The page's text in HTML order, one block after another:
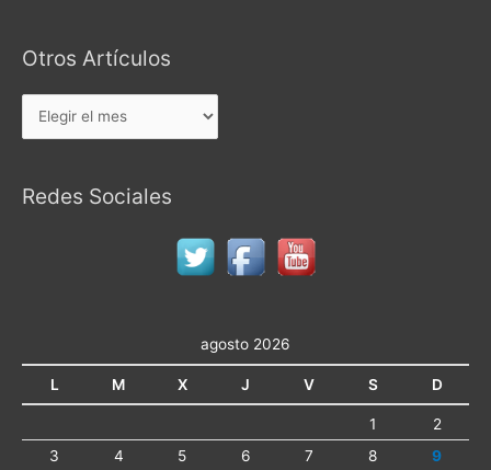
Otros Artículos
Otros
Redes Sociales
agosto 2026
L M X J V S D
1
2
3
4 5 6 7 8
9